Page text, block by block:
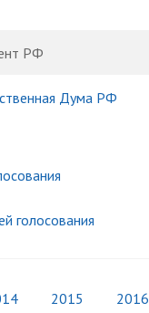
РФ
Дума РФ
голосования
2015 2016